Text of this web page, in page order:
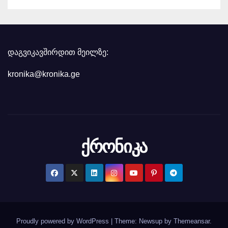
დაგვიკავშირდით მეილზე:
kronika@kronika.ge
ქრონიკა
Proudly powered by WordPress Theme: Newsup by Themeansar.